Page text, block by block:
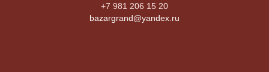
+7 981 206 15 20
bazargrand@yandex.ru